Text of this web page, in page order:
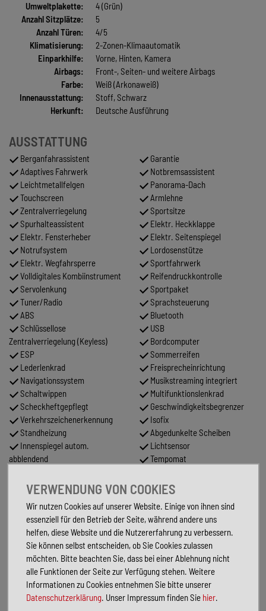
Umweltplakette:
4 (Grün)
Anzahl Sitzplätze:
5
Anzahl Türen:
4/5
Klimatisierung:
2-Zonen-Klimaautomatik
Einparkhilfe:
Vorne, Hinten, Kamera
Airbags:
Front-, Seiten- und weitere Airbags
Farbe:
Weiß (Arkonaweiß)
Innenausstattung:
Stoff, Schwarz
Herkunft:
Deutsche Ausführung
AUSSTATTUNG
Berganfahrassistent
Adaptives Fahrwerk
Leichtmetallfelgen
Touchscreen
Zentralverriegelung
Spurhalteassistent
Elektr. Fensterheber
Notrufsystem
Elektr. Wegfahrsperre
Volldigitales Kombiinstrument
Servolenkung
Tuner/Radio
ABS
Schlüssellose
Zentralverriegelung (Keyless)
ESP
Lederlenkrad
Navigationssystem
Schaltwippen
Scheckheftgepflegt
Verkehrszeichenerkennung
Standheizung
Innenspiegel autom.
abblendend
Elektr. Seitenspiegel
anklappbar
Partikelfilter
Schiebedach
Garantie
Notbremsassistent
Panorama-Dach
Armlehne
Sportsitze
Elektr. Heckklappe
Elektr. Seitenspiegel
Lordosenstütze
Sportfahrwerk
Reifendruckkontrolle
Sportpaket
Sprachsteuerung
Bluetooth
USB
Bordcomputer
Sommerreifen
Freisprecheinrichtung
Musikstreaming integriert
Multifunktionslenkrad
Geschwindigkeitsbegrenzer
Isofix
Abgedunkelte Scheiben
Lichtsensor
Tempomat
LED-Tagfahrlicht
FAHRZEUGBESCHREIBUNG
Sonderausstattung:
Anhängerkupplung (Kugelkopf schwenkbar)
Audi connect (Internetbasierende Dienste)
Außenspiegel elektr. verstell-, heiz- und anklappbar, mit
VERWENDUNG VON COOKIES
Wir nutzen Cookies auf unserer Website. Einige von ihnen sind
essenziell für den Betrieb der Seite, während andere uns
helfen, diese Website und die Nutzererfahrung zu verbessern.
Sie können selbst entscheiden, ob Sie Cookies zulassen
möchten. Bitte beachten Sie, dass bei einer Ablehnung nicht
alle Funktionen der Seite zur Verfügung stehen. Weitere
Informationen zu Cookies entnehmen Sie bitte unserer
Datenschutzerklärung. Unser Impressum finden Sie hier.